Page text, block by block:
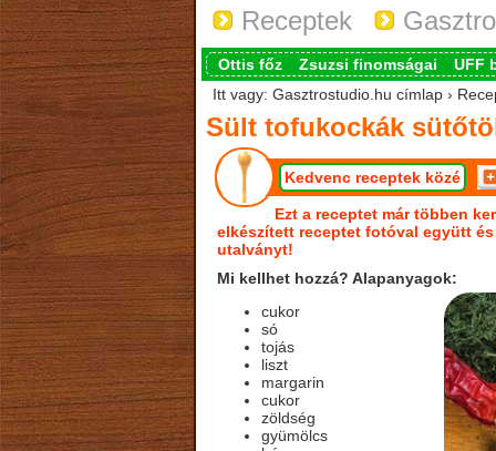
Receptek
Ottis főz Zsuzsi finomságai
UFF
Itt vagy: Gasztrostudio.hu címlap ›
Sült tofukockák
Kedvenc receptek közé
Ezt a receptet már többen
elkészített receptet fotóval együtt
utalványt!
Mi kellhet hozzá? Alapanyagok:
cukor
só
tojás
liszt
margarin
cukor
zöldség
gyümölcs